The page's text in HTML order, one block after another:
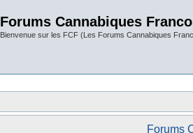
Forums Cannabiques
Bienvenue sur les FCF (Les Forums Cannabiques
Forums